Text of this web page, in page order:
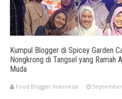
Kumpul Blogger di Spicey Garden
Nongkrong di Tangsel yang Ramah
Muda
Food Blogger Indonesia